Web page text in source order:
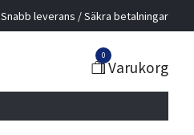
Snabb leverans / Säkra betalningar
0
Varukorg